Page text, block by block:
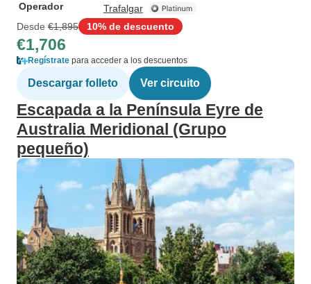
Operador
Trafalgar
Desde €1,895 10% de descuento
€1,706
Regístrate para acceder a los descuentos
Descargar folleto Ver circuito
Escapada a la Península Eyre de
Australia Meridional (Grupo
pequeño)